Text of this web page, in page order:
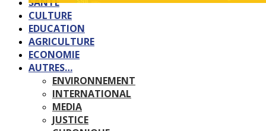
CULTURE
EDUCATION
AGRICULTURE
ECONOMIE
AUTRES…
ENVIRONNEMENT
INTERNATIONAL
MEDIA
JUSTICE